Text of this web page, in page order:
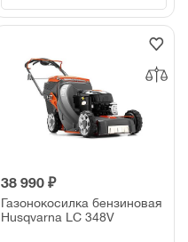
38 990 ₽
Газонокосилка бензиновая
Husqvarna LC 348V